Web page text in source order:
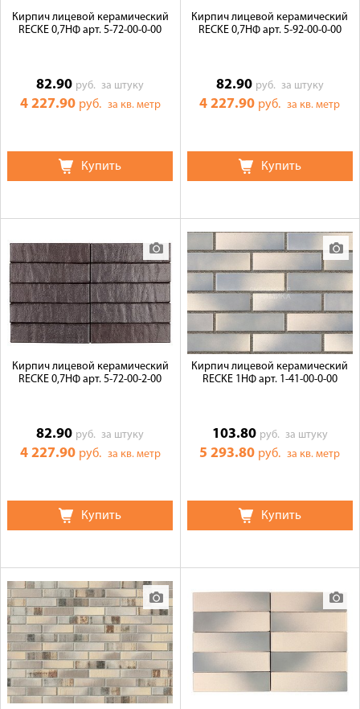
Кирпич лицевой керамический
RECKE 0,7НФ арт. 5-72-00-0-00
82.90 руб.за штуку
4 227.90 руб. за кв. метр
Купить
Кирпич лицевой керамический
RECKE 0,7НФ арт. 5-92-00-0-00
82.90 руб. за штуку
4 227.90 руб.за кв. метр
Купить
Кирпич лицевой керамический
RECKE 0,7НФ арт. 5-72-00-2-00
82.90 руб.за штуку
4 227.90 руб. за кв. метр
Купить
Кирпич лицевой керамический
RECKE 1НФ арт. 1-41-00-0-00
103.80 руб. за штуку
5 293.80 руб.за кв. метр
Купить